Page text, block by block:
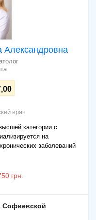
Александровна
врач
категории с
на
заболеваний
грн.
Софиевской